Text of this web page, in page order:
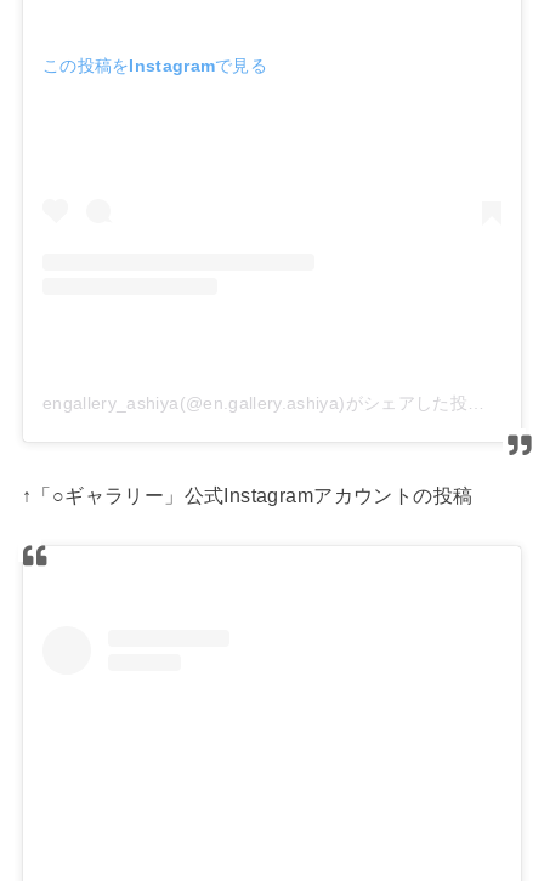
この投稿をInstagramで見る
engallery_ashiya(@en.gallery.ashiya)がシェアした投稿
↑「○ギャラリー」公式Instagramアカウントの投稿